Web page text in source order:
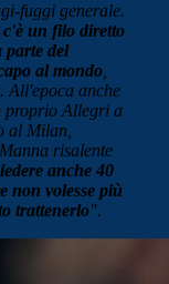
fuggi generale.
c'è un filo diretto
parte del
al mondo
All'epoca anche
proprio Allegri a
al Milan,
risalente
anche 40
non volesse più
trattenerlo".